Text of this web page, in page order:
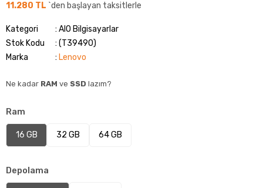
11.280 TL `den başlayan taksitlerle
Kategori
AIO Bilgisayarlar
Stok Kodu
(T39490)
Marka
: Lenovo
Ne kadar RAM ve SSD lazım?
Ram
16 GB 32 GB 64 GB
Depolama